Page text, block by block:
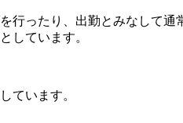
ったり、出勤とみなして通
しています。
ています。